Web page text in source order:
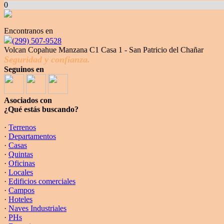
0
Encontranos en
(299) 507-9528
Volcan Copahue Manzana C1 Casa 1 - San Patricio del Chañar
Seguridad y confianza.
Seguinos en
Asociados con
¿Qué estás buscando?
· Terrenos
· Departamentos
· Casas
· Quintas
· Oficinas
· Locales
· Edificios comerciales
· Campos
· Hoteles
· Naves Industriales
· PHs